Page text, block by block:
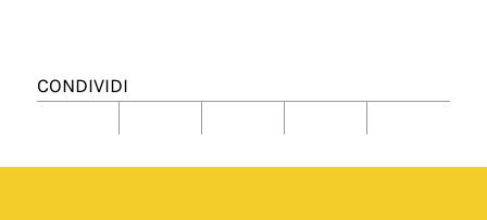
CONDIVIDI